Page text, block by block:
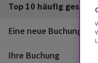
Top 10 häufig
Eine neue Buchung
Ihre Buchung